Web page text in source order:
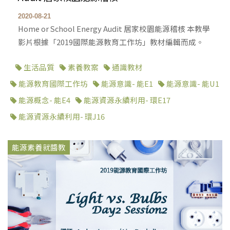
2020-08-21
Home or School Energy Audit 居家校園能源稽核 本教學
影片根據「2019國際能源教育工作坊」教材編輯而成。
生活品質 素養教案
通識教材
能源教育國際工作坊
能源意識- 能E1
能源意識- 能U1
能源概念- 能E4
能源資源永續利用- 環E17
能源資源永續利用- 環J16
能源素養就醬教